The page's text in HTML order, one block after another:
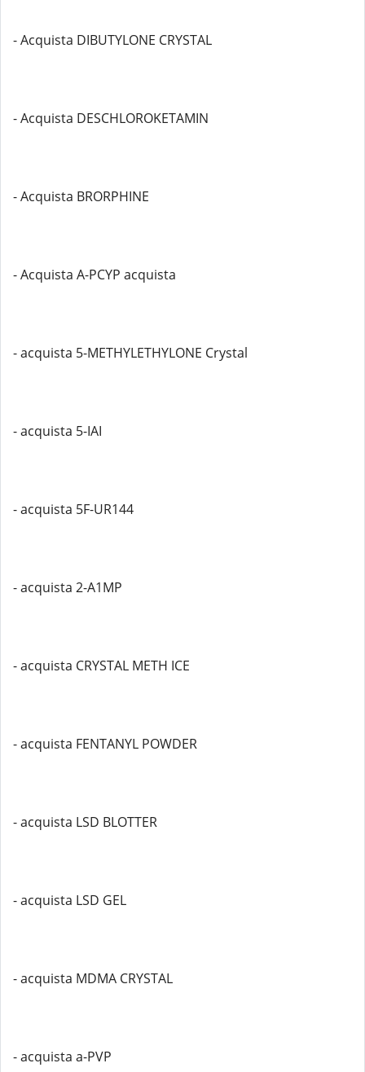
- Acquista DIBUTYLONE CRYSTAL
- Acquista DESCHLOROKETAMIN
- Acquista BRORPHINE
- Acquista A-PCYP acquista
- acquista 5-METHYLETHYLONE Crystal
- acquista 5-IAI
- acquista 5F-UR144
- acquista 2-A1MP
- acquista CRYSTAL METH ICE
- acquista FENTANYL POWDER
- acquista LSD BLOTTER
- acquista LSD GEL
- acquista MDMA CRYSTAL
- acquista a-PVP